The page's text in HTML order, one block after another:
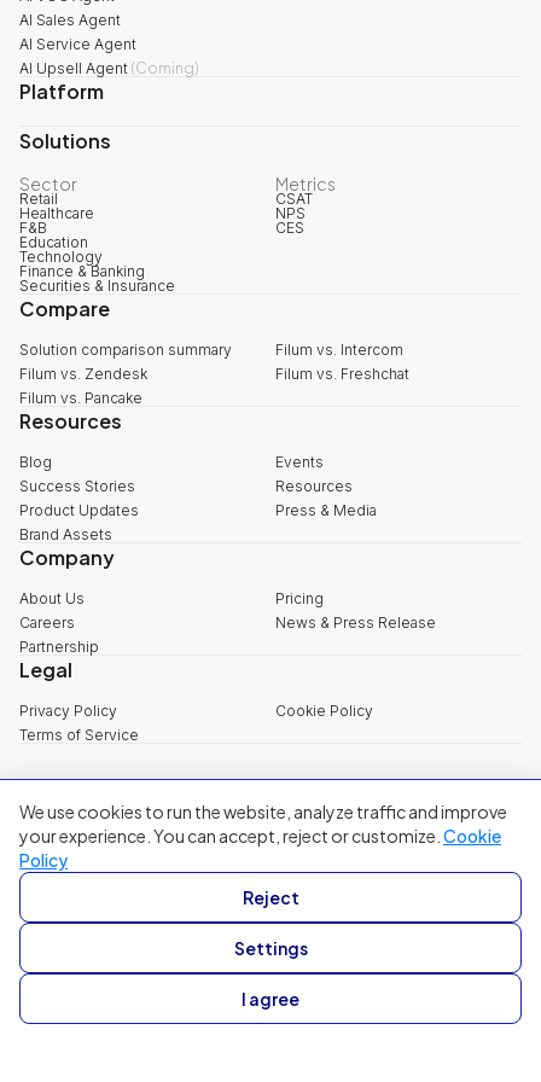
AI Sales Agent
AI Service Agent
AI Upsell Agent (Coming)
Platform
Solutions
Sector
Retail
Healthcare
F&B
Education
Technology
Finance & Banking
Securities & Insurance
Metrics
CSAT
NPS
CES
Compare
Solution comparison summary
Filum vs. Intercom
Filum vs. Zendesk
Filum vs. Freshchat
Filum vs. Pancake
Resources
Blog
Events
Success Stories
Resources
Product Updates
Press & Media
Brand Assets
Company
About Us
Pricing
Careers
News & Press Release
Partnership
Legal
Privacy Policy
Cookie Policy
Terms of Service
explore@filum.ai
+84 888 18 1313
Head Office:3rd Floor, 65-67 B4 Street, Sala Urban Area, An Khanh
Singapore:20A Tanjong Pagar Road, Singapore
© 2024 Filum Inc. All rights reserved.
We use cookies to run the website, analyze traffic and improve
your experience. You can accept, reject or customize. Cookie
Policy
Reject
Settings
I agree